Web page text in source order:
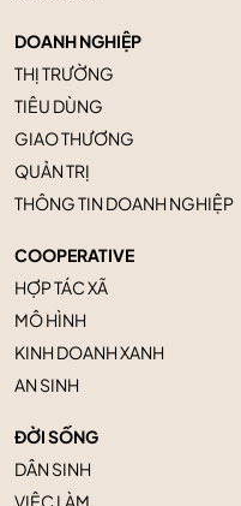
DOANH NGHIỆP
THỊ TRƯỜNG
TIÊU DÙNG
GIAO THƯƠNG
QUẢN TRỊ
THÔNG TIN DOANH NGHIỆP
COOPERATIVE
HỢP TÁC XÃ
MÔ HÌNH
KINH DOANH XANH
AN SINH
ĐỜI SỐNG
DÂN SINH
VIỆC LÀM